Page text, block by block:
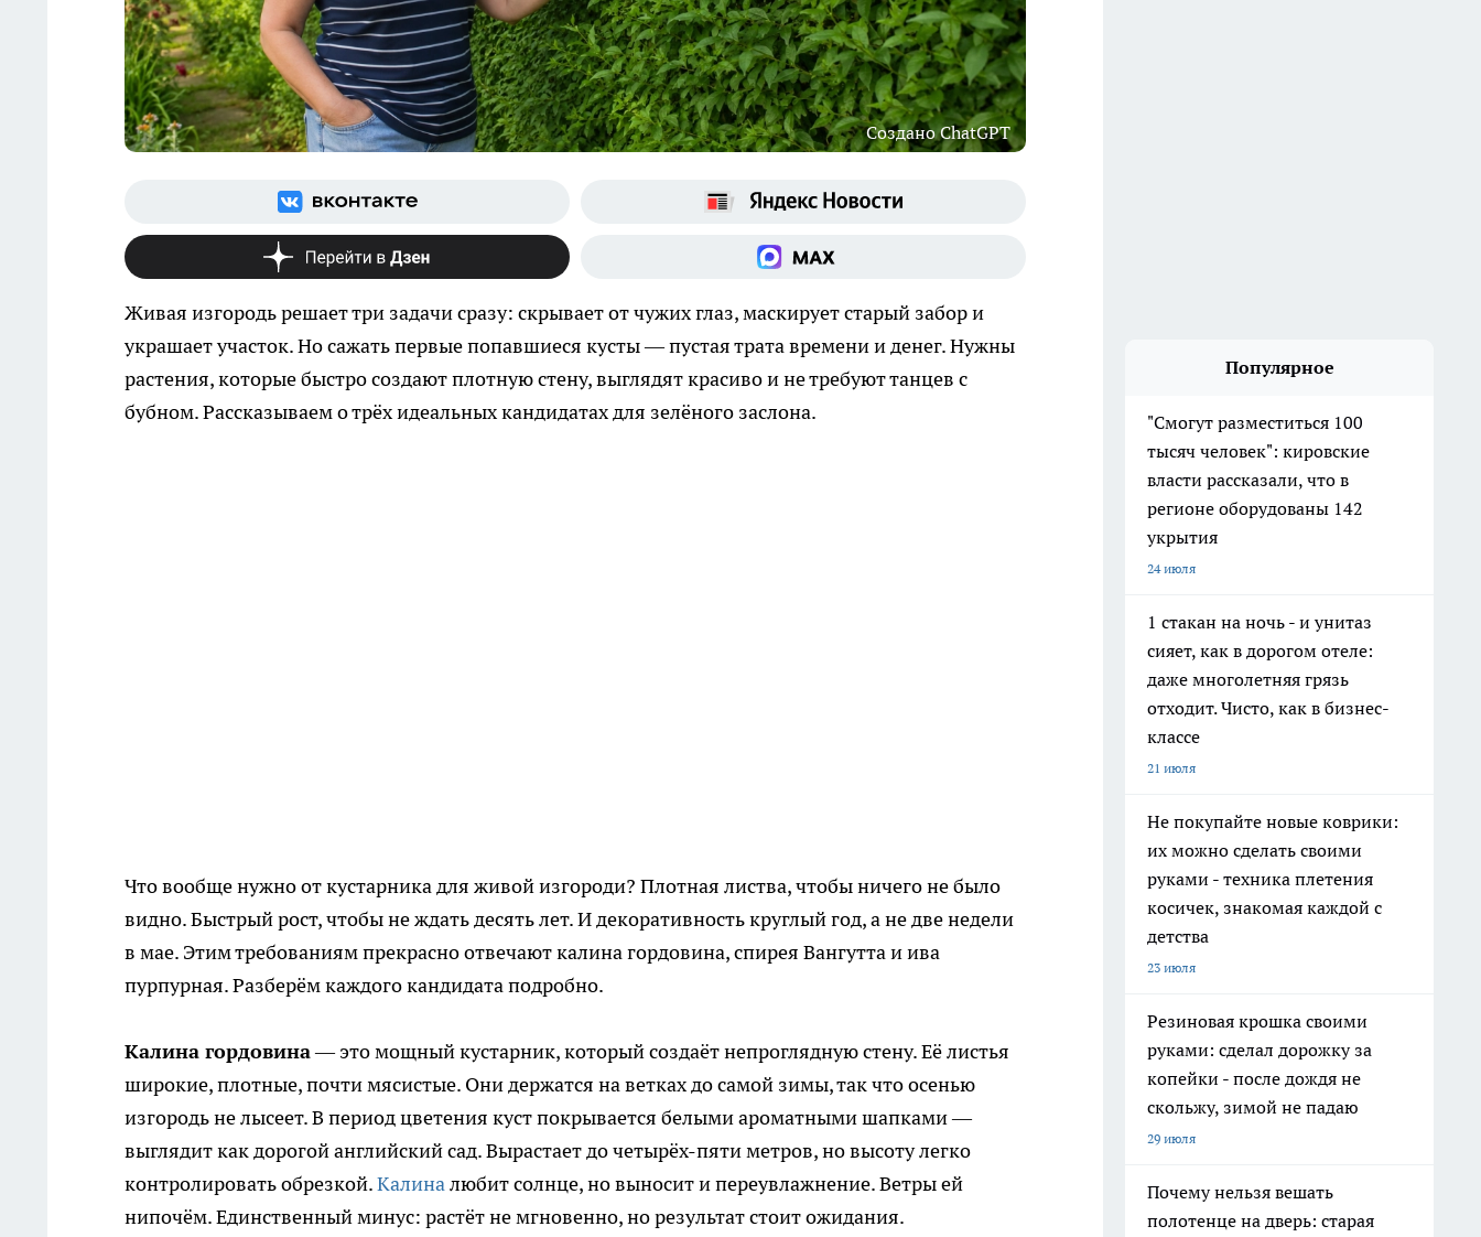
Создано ChatGPT
Живая изгородь решает три задачи сразу: скрывает от чужих глаз, маскирует старый забор и
украшает участок. Но сажать первые попавшиеся кусты — пустая трата времени и денег. Нужны
растения, которые быстро создают плотную стену, выглядят красиво и не требуют танцев с
бубном. Рассказываем о трёх идеальных кандидатах для зелёного заслона.
Что вообще нужно от кустарника для живой изгороди? Плотная листва, чтобы ничего не было
видно. Быстрый рост, чтобы не ждать десять лет. И декоративность круглый год, а не две недели
в мае. Этим требованиям прекрасно отвечают калина гордовина, спирея Вангутта и ива
пурпурная. Разберём каждого кандидата подробно.
Калина гордовина— это мощный кустарник, который создаёт непроглядную стену. Её листья
широкие, плотные, почти мясистые. Они держатся на ветках до самой зимы, так что осенью
изгородь не лысеет. В период цветения куст покрывается белыми ароматными шапками —
выглядит как дорогой английский сад. Вырастает до четырёх-пяти метров, но высоту легко
контролировать обрезкой.Калиналюбит солнце, но выносит и переувлажнение. Ветры ей
нипочём. Единственный минус: растёт не мгновенно, но результат стоит ожидания.
Популярное
"Смогут разместиться 100
тысяч человек": кировские
власти рассказали, что в
регионе оборудованы 142
укрытия
24 июля
1 стакан на ночь - и унитаз
сияет, как в дорогом отеле:
даже многолетняя грязь
отходит. Чисто, как в бизнес-
классе
21 июля
Не покупайте новые коврики:
их можно сделать своими
руками - техника плетения
косичек, знакомая каждой с
детства
23 июля
Резиновая крошка своими
руками: сделал дорожку за
копейки - после дождя не
скольжу, зимой не падаю
29 июля
Почему нельзя вешать
полотенце на дверь: старая